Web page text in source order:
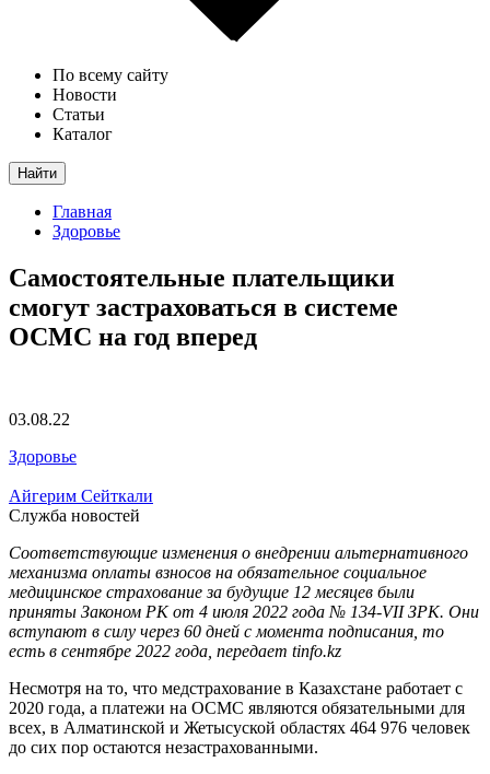
По всему сайту
Новости
Статьи
Каталог
Найти
Главная
Здоровье
Самостоятельные плательщики
смогут застраховаться в системе
ОСМС на год вперед
03.08.22
Здоровье
Айгерим Сейткали
Служба новостей
Соответствующие изменения о внедрении альтернативного
механизма оплаты взносов на обязательное социальное
медицинское страхование за будущие 12 месяцев были
приняты Законом РК от 4 июля 2022 года № 134-VII ЗРК. Они
вступают в силу через 60 дней с момента подписания, то
есть в сентябре 2022 года, передает tinfo.kz
Несмотря на то, что медстрахование в Казахстане работает с
2020 года, а платежи на ОСМС являются обязательными для
всех, в Алматинской и Жетысуской областях 464 976 человек
до сих пор остаются незастрахованными.